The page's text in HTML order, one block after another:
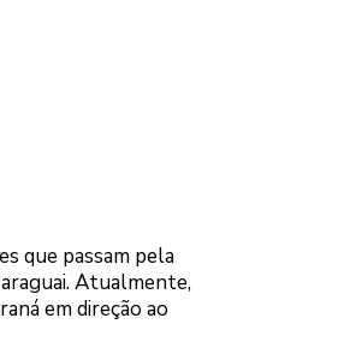
que passam pela
Atualmente,
em direção ao